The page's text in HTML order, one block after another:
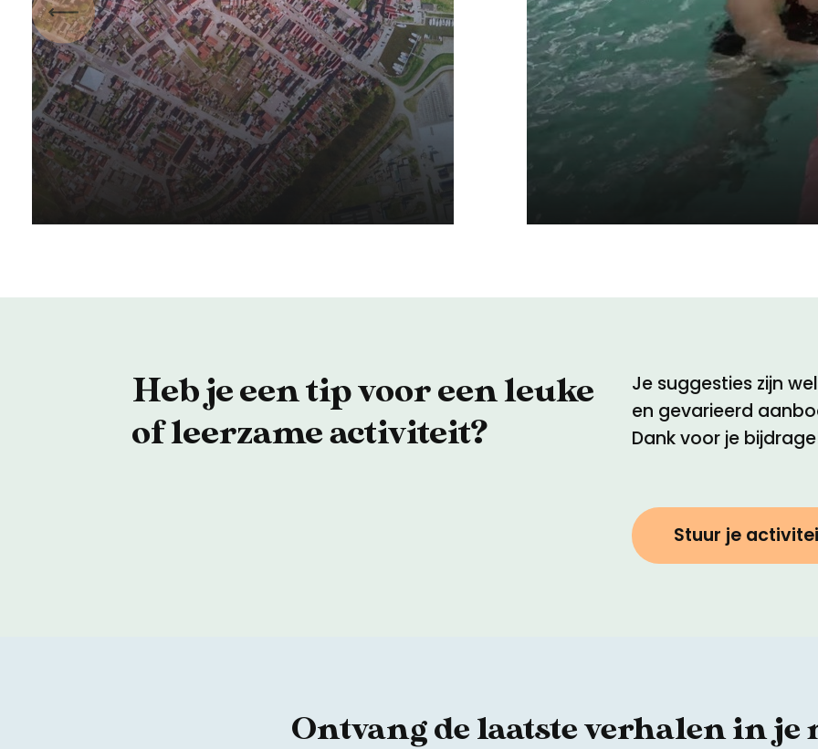
Sleuteldorpen op Flakkee
30 januari 2017
eiland. Vijf
ontmoetingen met
inwoners van
Overflakkee
10 september 2016
Vorige
Heb je een tip voor een leuke
of leerzame activiteit?
Je suggesties zijn
en gevarieerd
Dank voor je
Stuur je
Ontvang de laatste verhalen in je